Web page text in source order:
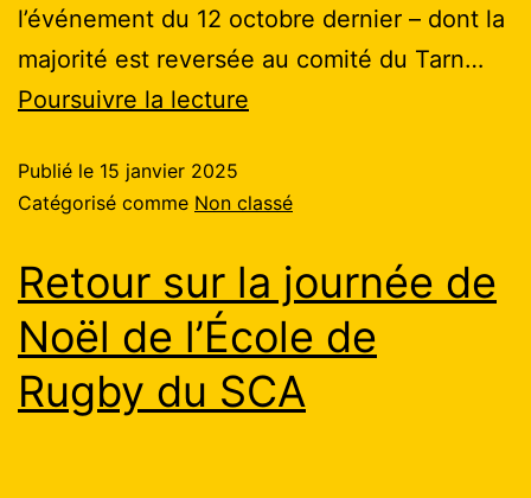
l’événement du 12 octobre dernier – dont la
majorité est reversée au comité du Tarn…
Poursuivre la lecture
Publié le 15 janvier 2025
Catégorisé comme Non classé
Retour sur la journée de
Noël de l’École de
Rugby du SCA